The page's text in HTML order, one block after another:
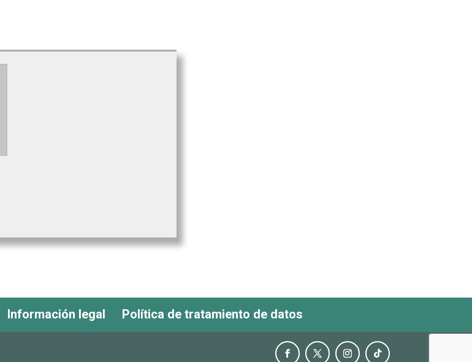
Información legal Política de tratamiento de datos